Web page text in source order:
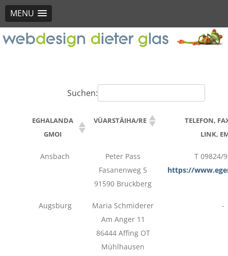
MENU
Suchen:
EGHALANDA
GMOI
VÜARSTÄIHA/RE
TELEFON,
LINK,
Ansbach
Peter Pass
Fasanenweg 5
91590 Bruckberg
T 09824/
https://
Augsburg
Maria Schmiderer
Am Anger 11
86444 Affing OT
Mühlhausen
-